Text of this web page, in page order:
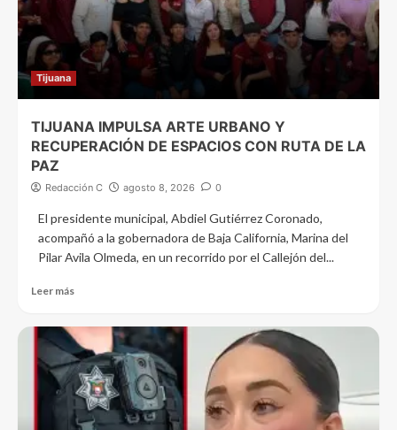
Tijuana
TIJUANA IMPULSA ARTE URBANO Y
RECUPERACIÓN DE ESPACIOS CON RUTA DE LA
PAZ
Redacción C agosto 8, 2026 0
El presidente municipal, Abdiel Gutiérrez Coronado,
acompañó a la gobernadora de Baja California, Marina del
Pilar Avila Olmeda, en un recorrido por el Callejón del...
Leer más